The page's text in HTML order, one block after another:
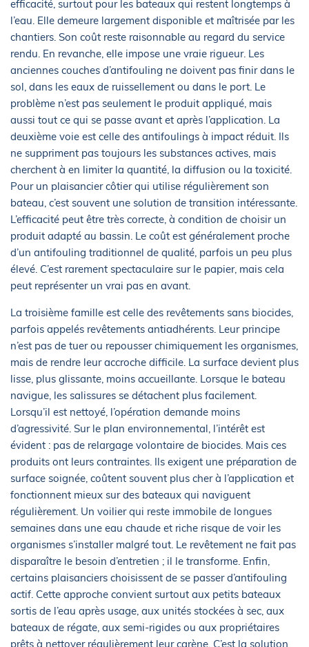
efficacité, surtout pour les bateaux qui restent longtemps à
l’eau. Elle demeure largement disponible et maîtrisée par les
chantiers. Son coût reste raisonnable au regard du service
rendu. En revanche, elle impose une vraie rigueur. Les
anciennes couches d’antifouling ne doivent pas finir dans le
sol, dans les eaux de ruissellement ou dans le port. Le
problème n’est pas seulement le produit appliqué, mais
aussi tout ce qui se passe avant et après l’application. La
deuxième voie est celle des antifoulings à impact réduit. Ils
ne suppriment pas toujours les substances actives, mais
cherchent à en limiter la quantité, la diffusion ou la toxicité.
Pour un plaisancier côtier qui utilise régulièrement son
bateau, c’est souvent une solution de transition intéressante.
L’efficacité peut être très correcte, à condition de choisir un
produit adapté au bassin. Le coût est généralement proche
d’un antifouling traditionnel de qualité, parfois un peu plus
élevé. C’est rarement spectaculaire sur le papier, mais cela
peut représenter un vrai pas en avant.
La troisième famille est celle des revêtements sans biocides,
parfois appelés revêtements antiadhérents. Leur principe
n’est pas de tuer ou repousser chimiquement les organismes,
mais de rendre leur accroche difficile. La surface devient plus
lisse, plus glissante, moins accueillante. Lorsque le bateau
navigue, les salissures se détachent plus facilement.
Lorsqu’il est nettoyé, l’opération demande moins
d’agressivité. Sur le plan environnemental, l’intérêt est
évident : pas de relargage volontaire de biocides. Mais ces
produits ont leurs contraintes. Ils exigent une préparation de
surface soignée, coûtent souvent plus cher à l’application et
fonctionnent mieux sur des bateaux qui naviguent
régulièrement. Un voilier qui reste immobile de longues
semaines dans une eau chaude et riche risque de voir les
organismes s’installer malgré tout. Le revêtement ne fait pas
disparaître le besoin d’entretien ; il le transforme. Enfin,
certains plaisanciers choisissent de se passer d’antifouling
actif. Cette approche convient surtout aux petits bateaux
sortis de l’eau après usage, aux unités stockées à sec, aux
bateaux de régate, aux semi-rigides ou aux propriétaires
prêts à nettoyer régulièrement leur carène. C’est la solution